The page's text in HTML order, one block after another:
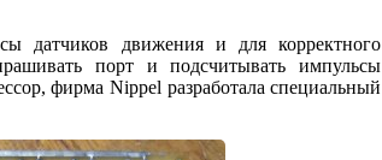
датчиков движения и для корректного
порт и подсчитывать импульсы
фирма Nippel разработала специальный